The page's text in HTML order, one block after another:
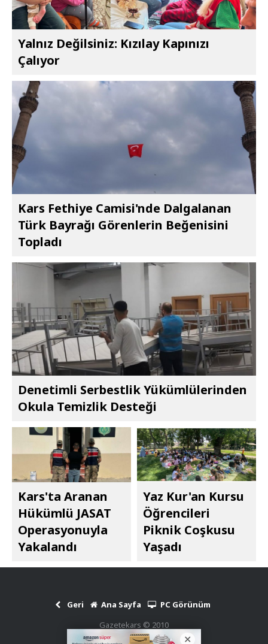
Yalnız Değilsiniz: Kızılay Kapınızı
Çalıyor
Kars Fethiye Camisi'nde Dalgalanan
Türk Bayrağı Görenlerin Beğenisini
Topladı
Denetimli Serbestlik Yükümlülerinden
Okula Temizlik Desteği
Kars'ta Aranan
Hükümlü JASAT
Operasyonuyla
Yakalandı
Yaz Kur'an Kursu
Öğrencileri
Piknik Coşkusu
Yaşadı
Geri Ana Sayfa
PC Görünüm
Gazetekars © 2010
Haber Scripti